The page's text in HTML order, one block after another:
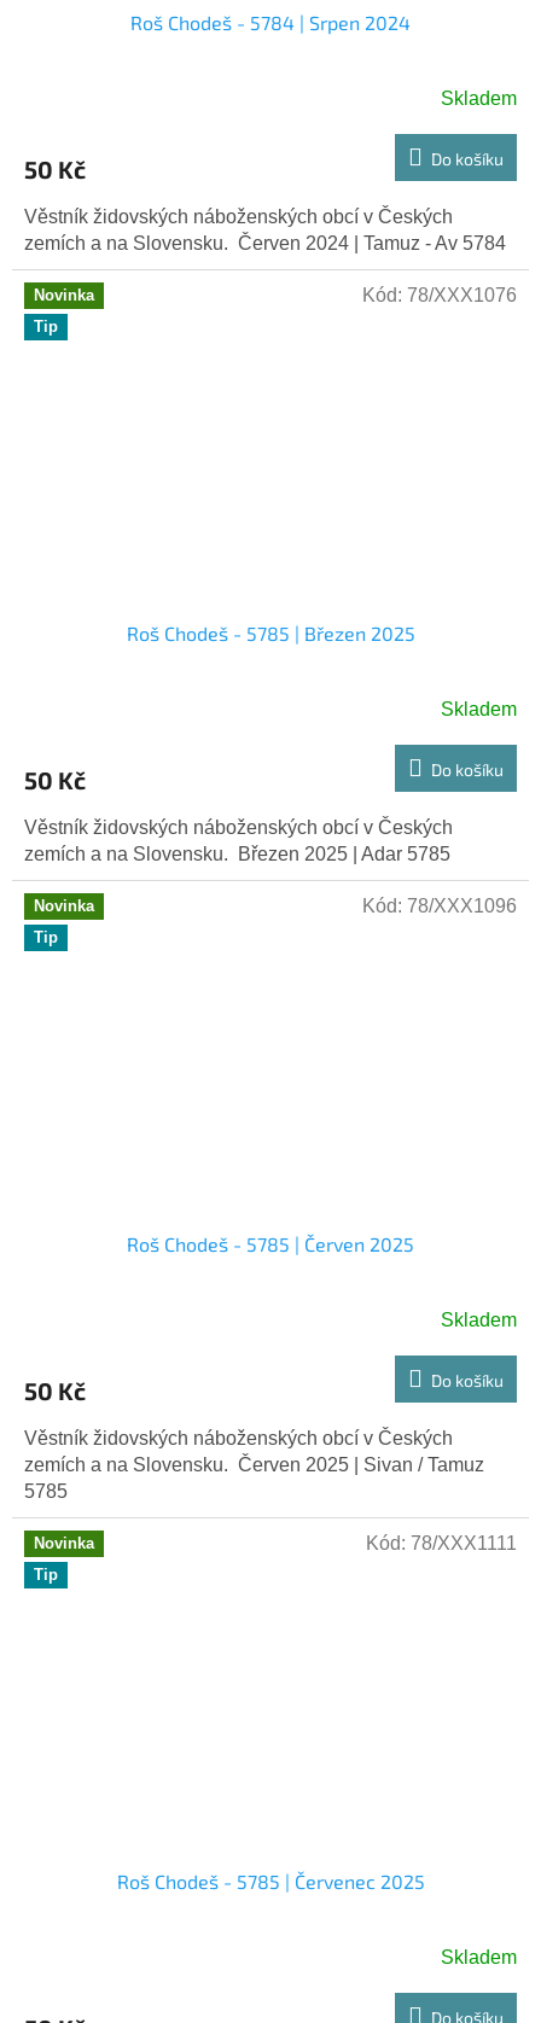
Roš Chodeš - 5784 | Srpen 2024
Skladem
50 Kč Do košíku
Věstník židovských náboženských obcí v Českých
zemích a na Slovensku. Červen 2024 | Tamuz - Av 5784
Novinka
Tip
Roš Chodeš - 5785 | Březen 2025
Skladem
50 Kč Do košíku
Věstník židovských náboženských obcí v Českých
zemích a na Slovensku. Březen 2025 | Adar 5785
Kód: 78/XXX1076
Novinka
Tip
Roš Chodeš - 5785 | Červen 2025
Skladem
50 Kč Do košíku
Věstník židovských náboženských obcí v Českých
zemích a na Slovensku. Červen 2025 | Sivan / Tamuz
5785
Kód: 78/XXX1096
Novinka
Tip
Roš Chodeš - 5785 | Červenec 2025
Skladem
Do košíku
Kód: 78/XXX1111